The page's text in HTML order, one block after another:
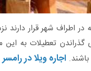
در اطراف شهر قرار
گذراندن تعطیلات به
اجاره ویلا در رامسر